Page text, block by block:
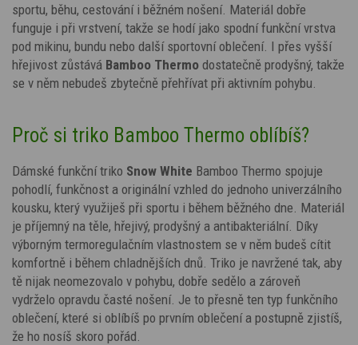
sportu, běhu, cestování i běžném nošení. Materiál dobře
funguje i při vrstvení, takže se hodí jako spodní funkční vrstva
pod mikinu, bundu nebo další sportovní oblečení. I přes vyšší
hřejivost zůstává Bamboo Thermo dostatečně prodyšný, takže
se v něm nebudeš zbytečně přehřívat při aktivním pohybu.
Proč si triko Bamboo Thermo oblíbíš?
Dámské funkční triko Snow White Bamboo Thermo spojuje
pohodlí, funkčnost a originální vzhled do jednoho univerzálního
kousku, který využiješ při sportu i během běžného dne. Materiál
je příjemný na těle, hřejivý, prodyšný a antibakteriální. Díky
výborným termoregulačním vlastnostem se v něm budeš cítit
komfortně i během chladnějších dnů. Triko je navržené tak, aby
tě nijak neomezovalo v pohybu, dobře sedělo a zároveň
vydrželo opravdu časté nošení. Je to přesně ten typ funkčního
oblečení, které si oblíbíš po prvním oblečení a postupně zjistíš,
že ho nosíš skoro pořád.